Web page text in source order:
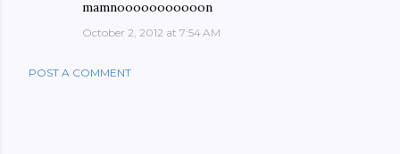
mamnooooooooooon
October 2, 2012 at 7:54 AM
POST A COMMENT